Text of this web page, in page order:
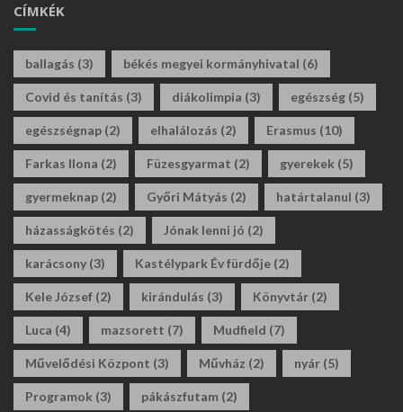
CÍMKÉK
ballagás (3) békés megyei kormányhivatal (6)
Covid és tanítás (3) diákolimpia (3) egészség (5)
egészségnap (2) elhalálozás (2) Erasmus (10)
Farkas Ilona (2) Füzesgyarmat (2) gyerekek (5)
gyermeknap (2) Győri Mátyás (2) határtalanul (3)
házasságkötés (2) Jónak lenni jó (2)
karácsony (3) Kastélypark Év fürdője (2)
Kele József (2) kirándulás (3) Könyvtár (2)
Luca (4) mazsorett (7) Mudfield (7)
Művelődési Központ (3) Művház (2) nyár (5)
Programok (3) pákászfutam (2)